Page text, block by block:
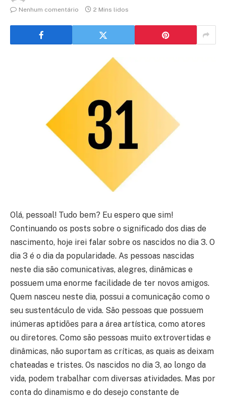
Nenhum comentário
2 Mins lidos
Olá, pessoal! Tudo bem? Eu espero que sim!
Continuando os posts sobre o significado dos dias de
nascimento, hoje irei falar sobre os nascidos no dia 3. O
dia 3 é o dia da popularidade. As pessoas nascidas
neste dia são comunicativas, alegres, dinâmicas e
possuem uma enorme facilidade de ter novos amigos.
Quem nasceu neste dia, possui a comunicação como o
seu sustentáculo de vida. São pessoas que possuem
inúmeras aptidões para a área artística, como atores
ou diretores. Como são pessoas muito extrovertidas e
dinâmicas, não suportam as críticas, as quais as deixam
chateadas e tristes. Os nascidos no dia 3, ao longo da
vida, podem trabalhar com diversas atividades. Mas por
conta do dinamismo e do desejo constante de